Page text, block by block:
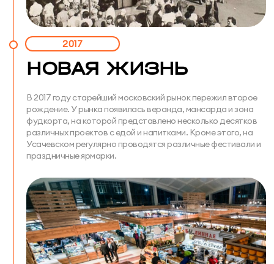
2017
НОВАЯ ЖИЗНЬ
В 2017 году старейший московский рынок пережил второе
рождение. У рынка появилась веранда, мансарда и зона
фудкорта, на которой представлено несколько десятков
различных проектов с едой и напитками. Кроме этого, на
Усачевском регулярно проводятся различные фестивали и
праздничные ярмарки.